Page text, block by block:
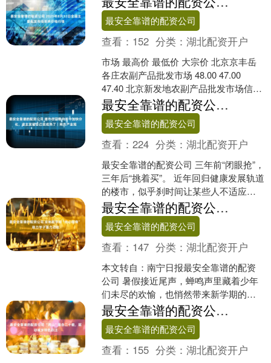
一、报名条件及要求 ....
最安全靠谱的配资公司
查看： 152 分类：湖北配资开户
市场 最高价 最低价 大宗价 北京京丰岳
各庄农副产品批发市场 48.00 47.00
47.40 北京新发地农副产品批发市场信息
中心 46.00 46.00 4....
最安全靠谱的配资公司 楼市在回稳向新中加快分化，业主发现自己变成熟了｜南方产业观
最安全靠谱的配资公司
查看：224 分类：湖北配资开户
最安全靠谱的配资公司 三年前“闭眼抢”，
三年后“挑着买”。 近年回归健康发展轨道
的楼市，似乎刹时间让某些人不适应
了。毕竟买方市场的竞争太残酷，行情
分化后，赚快钱....
最安全靠谱的配资公司 定制新学期“收心指南” 助力学子蓄力启航
最安全靠谱的配资公司
查看： 147 分类：湖北配资开户
本文转自：南宁日报最安全靠谱的配资
公司 暑假接近尾声，蝉鸣声里藏着少年
们未尽的欢愉，也悄然带来新学期的期
许与挑战。如何让不同学段的孩子告
别“假期模式”，从容拥抱....
最安全靠谱的配资公司 “两山”理念二十载，驱动城乡绿色跃迁
最安全靠谱的配资公司
查看： 155 分类：湖北配资开户